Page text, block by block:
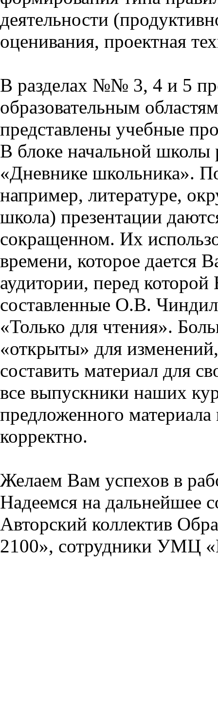
деятельности
оценивания, проектная
В разделах №№ 3, 4 и 5
образовательным
представлены учебные
В блоке начальной школы
«Дневнике школьника».
например, литературе,
школа) презентации
сокращенном. Их
времени, которое дается
аудитории, перед
составленные О.В.
«Только для чтения».
«открыты» для
составить материал для
все выпускники наших
предложенного
корректно.
Желаем Вам успехов в
Надеемся на дальнейшее
Авторский коллектив
2100», сотрудники УМЦ